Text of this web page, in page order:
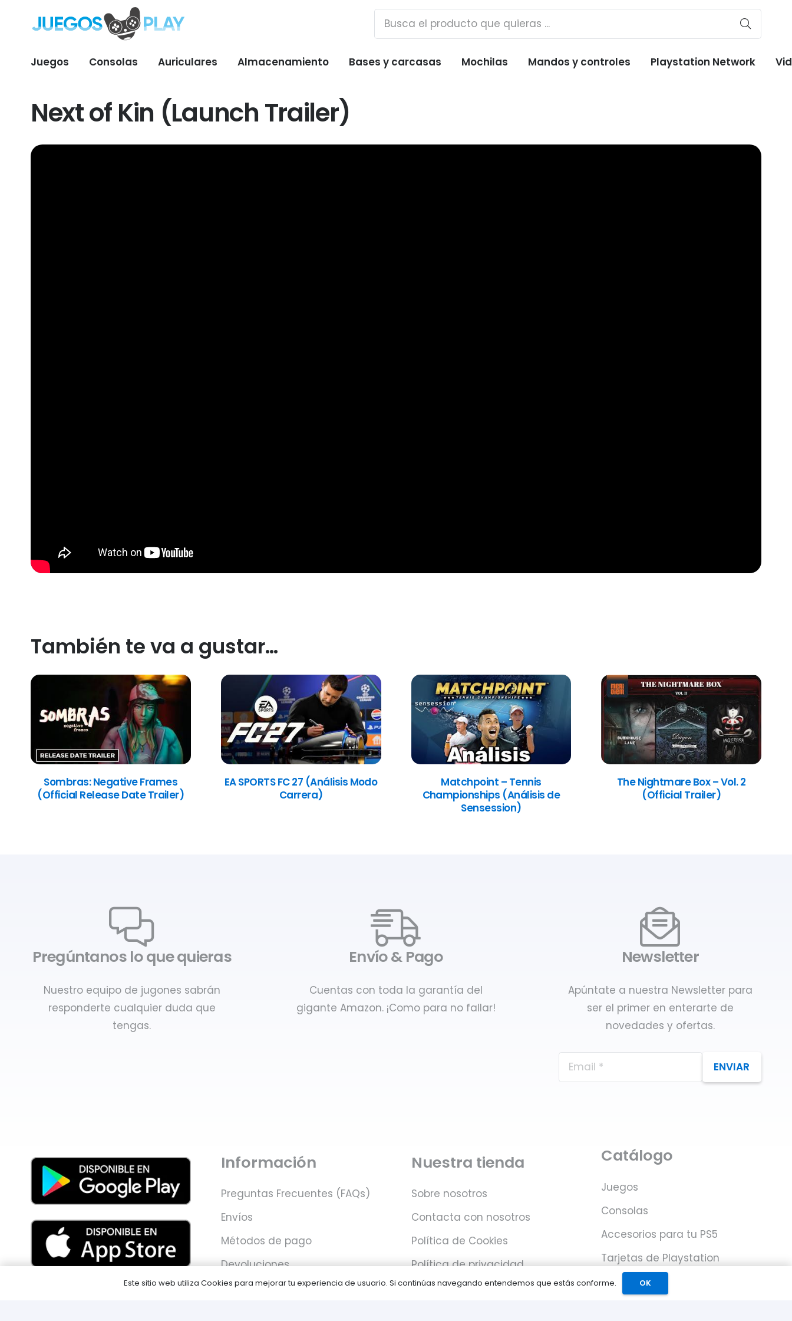
Juegos Consolas Auriculares Almacenamiento Bases y carcasas Mochilas Mandos y controles Playstation Network
Next of Kin (Launch Trailer)
También te va a gustar…
Sombras: Negative Frames
(Official Release Date Trailer)
EA SPORTS FC 27 (Análisis Modo
Carrera)
Matchpoint – Tennis
Championships (Análisis de
Sensession)
The Nightmare Box – Vol. 2
(Official Trailer)
Pregúntanos lo que quieras
Nuestro equipo de jugones sabrán
responderte cualquier duda que
tengas.
Envío & Pago
Cuentas con toda la garantía del
gigante Amazon. ¡Como para no fallar!
Newsletter
Apúntate a nuestra Newsletter para
ser el primer en enterarte de
novedades y ofertas.
ENVIAR
Información
Preguntas Frecuentes (FAQs)
Envíos
Métodos de pago
Devoluciones
Nuestra tienda
Sobre nosotros
Contacta con nosotros
Política de Cookies
Política de privacidad
Catálogo
Juegos
Consolas
Accesorios para tu PS5
Tarjetas de Playstation
Network
Este sitio web utiliza Cookies para mejorar tu experiencia de usuario. Si continúas navegando entendemos que estás conforme. OK